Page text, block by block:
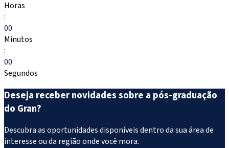
Horas
:
00
Minutos
:
00
Segundos
Deseja receber novidades sobre a pós-graduação
do Gran?
Descubra as oportunidades disponíveis dentro da sua área de
interesse ou da região onde você mora.